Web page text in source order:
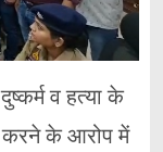
व हत्या के
करने के आरोप में